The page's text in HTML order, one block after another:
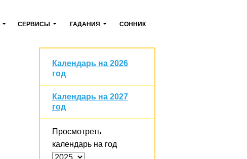
СЕРВИСЫ ГАДАНИЯ СОННИК
Календарь на 2026
год
Календарь на 2027
год
Просмотреть
календарь на год